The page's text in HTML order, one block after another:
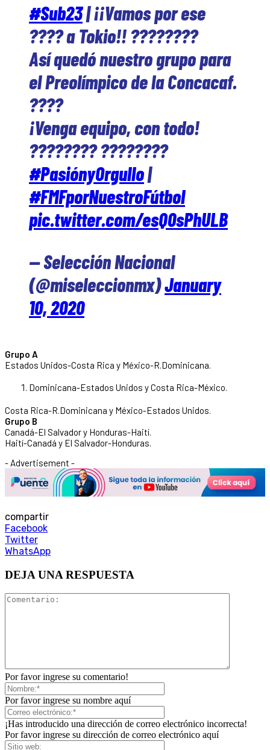
#Sub23| ¡¡Vamos por ese
???? a Tokio!! ????????
Así quedó nuestro grupo para
el Preolímpico de la Concacaf.
????
¡Venga equipo, con todo!
???????? ????????
#PasiónyOrgullo|
#FMFporNuestroFútbol
pic.twitter.com/esQ0sPhULB
— Selección Nacional
(@miseleccionmx)January
10, 2020
Grupo A
Estados Unidos-Costa Rica y México-R.Dominicana.
Dominicana-Estados Unidos y Costa Rica-México.
Costa Rica-R.Dominicana y México-Estados Unidos.
Grupo B
Canadá-El Salvador y Honduras-Haití.
Haití-Canadá y El Salvador-Honduras.
- Advertisement -
compartir
Facebook
Twitter
WhatsApp
DEJA UNA RESPUESTA
Por favor ingrese su comentario!
Por favor ingrese su nombre aquí
¡Has introducido una dirección de correo electrónico incorrecta!
Por favor ingrese su dirección de correo electrónico aquí